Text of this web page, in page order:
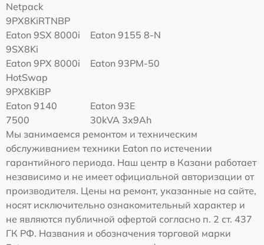
Netpack
9PX8KiRTNBP
Eaton 9SX 8000i
9SX8Ki
Eaton 9155 8-N
Eaton 9PX 8000i
HotSwap
9PX8KiBP
Eaton 93PM-50
Eaton 9140
7500
Eaton 93E
30kVA 3x9Ah
Мы занимаемся ремонтом и техническим
обслуживанием техники Eaton по истечении
гарантийного периода. Наш центр в Казани работает
независимо и не имеет официальной авторизации от
производителя. Цены на ремонт, указанные на сайте,
носят исключительно ознакомительный характер и
не являются публичной офертой согласно п. 2 ст. 437
ГК РФ. Названия и обозначения торговой марки